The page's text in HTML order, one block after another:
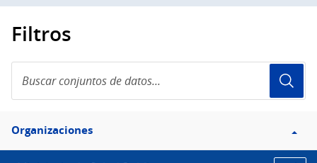
Filtros
conjuntos
de
Filtro
Organizaciones
Organizaciones